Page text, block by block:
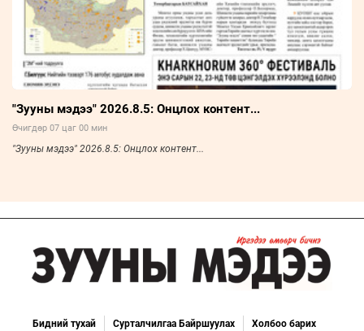
"Зууны мэдээ" 2026.8.5: Онцлох контент...
Өчигдөр 07 цаг 00 мин
"Зууны мэдээ" 2026.8.5: Онцлох контент...
Бидний тухай Сурталчилгаа Байршуулах Холбоо барих